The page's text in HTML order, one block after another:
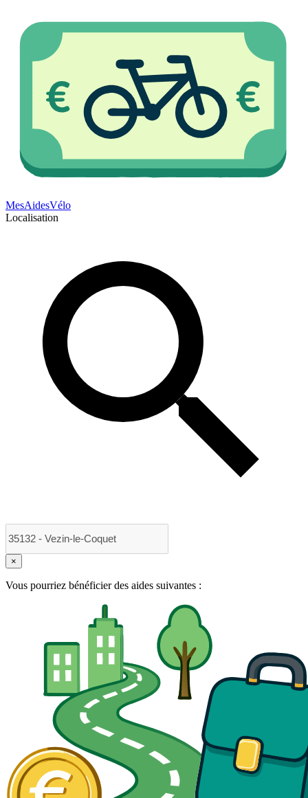
MesAidesVélo
Localisation
×
Vous pourriez bénéficier des aides suivantes :